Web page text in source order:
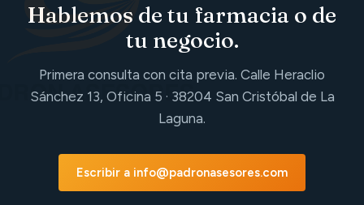
Hablemos de tu farmacia o de
tu negocio.
Primera consulta con cita previa. Calle Heraclio
Sánchez 13, Oficina 5 · 38204 San Cristóbal de La
Laguna.
Escribir a info@padronasesores.com